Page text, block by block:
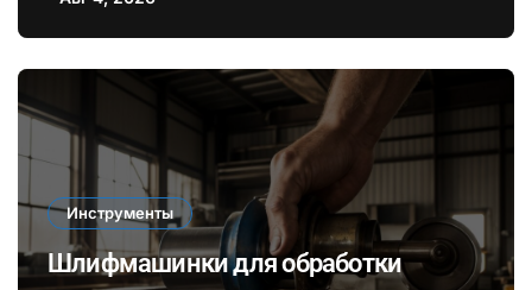
эффективность при длительных
ремонтах
Инструменты
Шлифмашинки для обработки